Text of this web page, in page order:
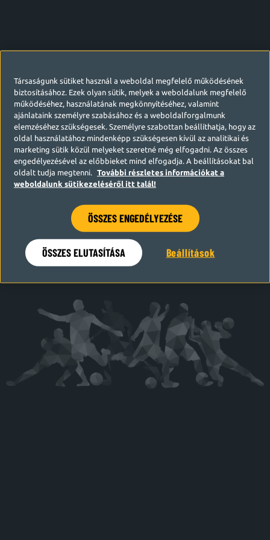
Hamarosan visszatérünk
Társaságunk sütiket használ a weboldal megfelelő működésének
biztosításához. Ezek olyan sütik, melyek a weboldalunk megfelelő
működéséhez, használatának megkönnyítéséhez, valamint
ajánlataink személyre szabásához és a weboldalforgalmunk
elemzéséhez szükségesek. Személyre szabottan beállíthatja, hogy az
oldal használatához mindenképp szükségesen kívül az analitikai és
marketing sütik közül melyeket szeretné még elfogadni. Az összes
engedélyezésével az előbbieket mind elfogadja. A beállításokat bal
oldalt tudja megtenni.
További részletes információkat a
weboldalunk sütikezeléséről itt talál!
ÖSSZES ENGEDÉLYEZÉSE
ÖSSZES ELUTASÍTÁSA Beállítások